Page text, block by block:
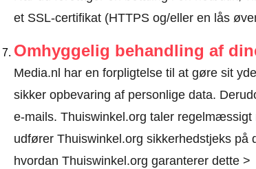
et SSL-certifikat (HTTPS og/eller en lås
Omhyggelig behandling af
Media.nl har en forpligtelse til at gøre sit
sikker opbevaring af personlige data.
e-mails. Thuiswinkel.org taler
udfører Thuiswinkel.org sikkerhedstjeks på
hvordan Thuiswinkel.org garanterer dette >